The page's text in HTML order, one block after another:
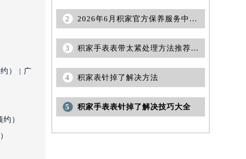
） | 广
）
2 2026年6月积家官方保养服务中心维修点搬迁及增设补充确认稿发布
3 积家手表表带太紧处理方法推荐（轻松调整佩戴舒适度指南）
4 积家表针掉了解决方法
5 积家手表表针掉了解决技巧大全